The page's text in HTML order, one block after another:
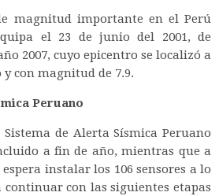
magnitud importante en el Perú
el 23 de junio del 2001, de
2007, cuyo epicentro se localizó a
con magnitud de 7.9.
Peruano
de Alerta Sísmica Peruano
a fin de año, mientras que a
instalar los 106 sensores a lo
continuar con las siguientes etapas